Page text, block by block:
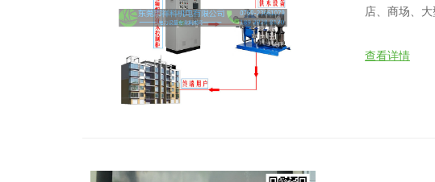
店、商场、
查看详情